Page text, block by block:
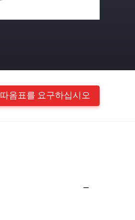
따옴표를 요구하십시오